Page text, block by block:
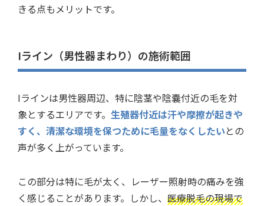
きる点もメリットです。
Iライン（男性器まわり）の施術範囲
Iラインは男性器周辺、特に陰茎や陰嚢付近の毛を対
象とするエリアです。 生殖器付近は汗や摩擦が起きや
すく、清潔な環境を保つために毛量をなくしたいとの
声が多く上がっています。
この部分は特に毛が太く、レーザー照射時の痛みを強
く感じることがあります。しかし、 医療脱毛の現場で